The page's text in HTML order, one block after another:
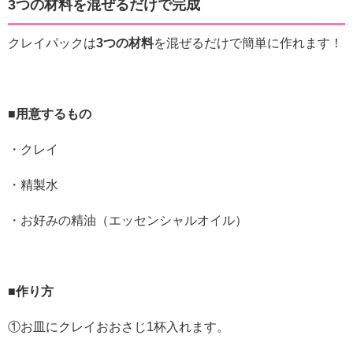
3つの材料を混ぜるだけで完成
クレイパックは3つの材料を混ぜるだけで簡単に作れます！
■用意するもの
・クレイ
・精製水
・お好みの精油（エッセンシャルオイル）
■作り方
①お皿にクレイおおさじ1杯入れます。